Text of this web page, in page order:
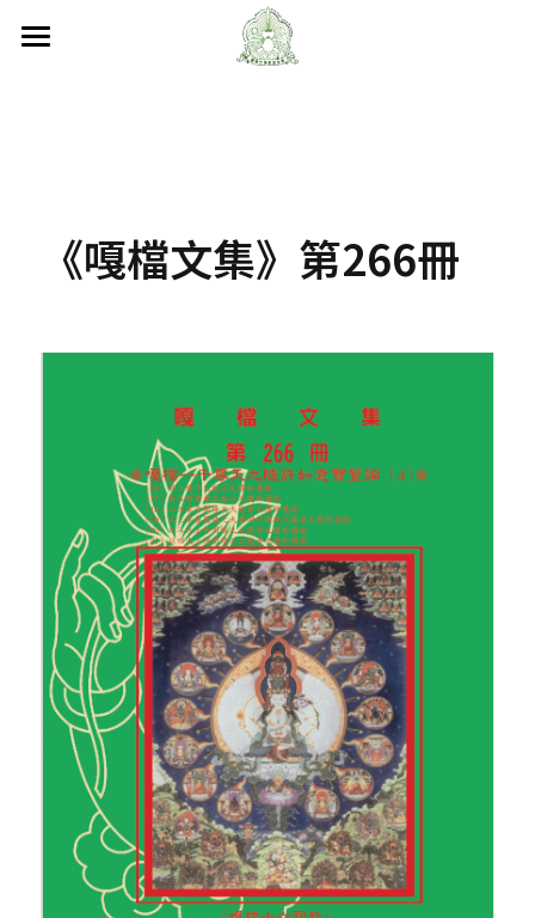
傳承祖師
嘎檔經藏
阿帝夏大尊者及嘎檔四天
弘法日誌
非洲
法會活動
活動集錦
人文關懷
關懷流浪動物
加入義工
嘎檔分會
台灣
亞洲
美洲
大洋洲
寺院
聯絡我們
立即捐款
《嘎檔文集》第266冊